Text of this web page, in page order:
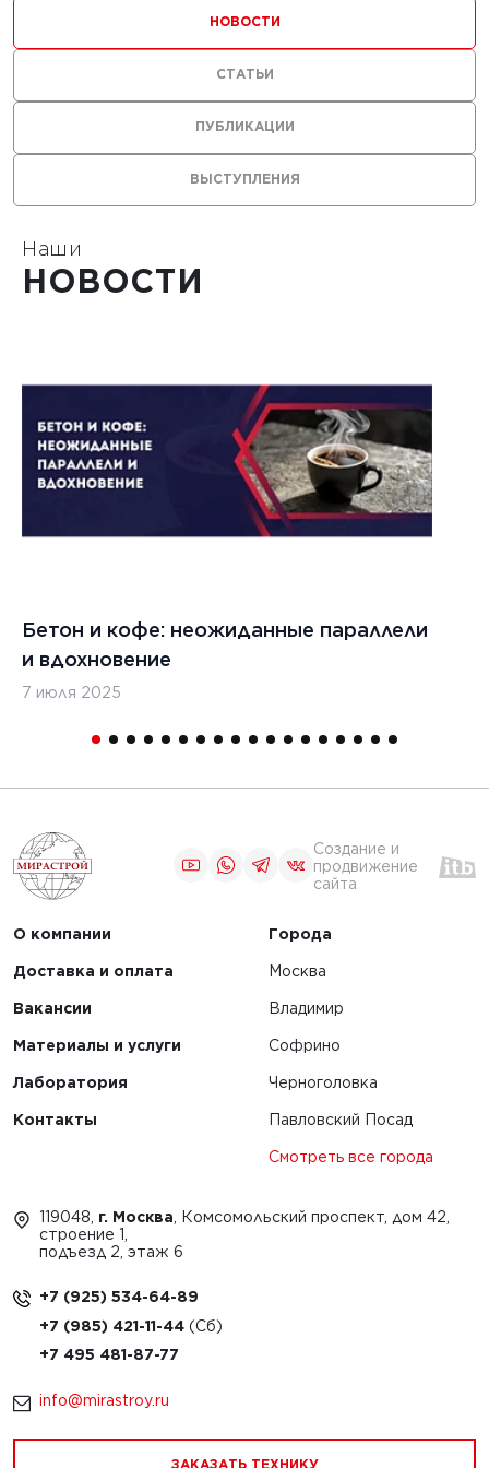
с
ВЫСТУПЛЕНИЯ
ПУБЛИКАЦИИ
НОВОСТИ
СТАТЬИ
Наши
НОВОСТИ
Бетон и кофе: неожиданные параллели
и вдохновение
7 июля 2025
Создание и
продвижение
сайта
О компании
Доставка и оплата
Вакансии
Материалы и услуги
Лаборатория
Контакты
Города
Москва
Владимир
Софрино
Черноголовка
Павловский Посад
Смотреть все города
119048, г. Москва , Комсомольский проспект, дом 42,
строение 1,
подъезд 2, этаж 6
+7 (925) 534-64-89
+7 (985) 421-11-44
+7 495 481-87-77
info@mirastroy.ru
ЗАКАЗАТЬ ТЕХНИКУ